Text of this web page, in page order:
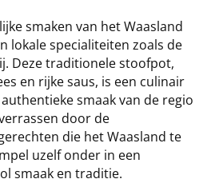
smaken van het Waasland
lokale specialiteiten zoals de
Deze traditionele stoofpot,
en rijke saus, is een culinair
smaak van de regio
door de
die het Waasland te
uzelf onder in een
smaak en traditie.